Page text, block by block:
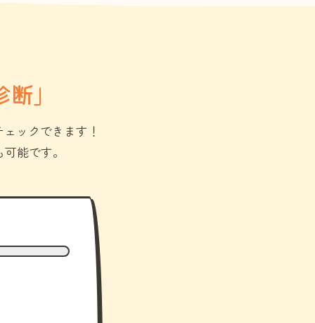
」
ックできます！
能です。